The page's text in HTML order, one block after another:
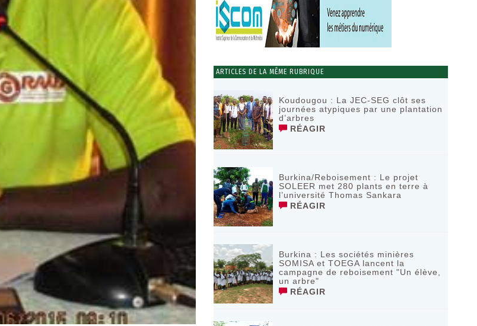
ARTICLES DE LA MÊME RUBRIQUE
Koudougou : La JEC-SEG clôt ses
journées atypiques par une plantation
d’arbres
RÉAGIR
Burkina/Reboisement : Le projet
SOLEER met 280 plants en terre à
l’université Thomas Sankara
RÉAGIR
Burkina : Les sociétés minières
SOMISA et TOEGA lancent la
campagne de reboisement "Un élève,
un arbre"
RÉAGIR